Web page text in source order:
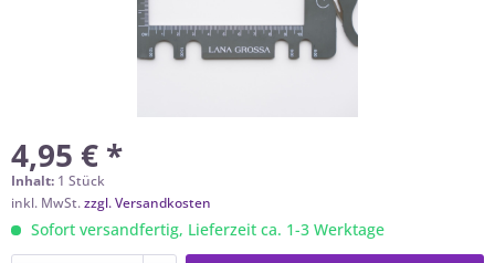
4,95 € *
Inhalt: 1 Stück
inkl. MwSt.zzgl. Versandkosten
Sofort versandfertig, Lieferzeit ca. 1-3 Werktage